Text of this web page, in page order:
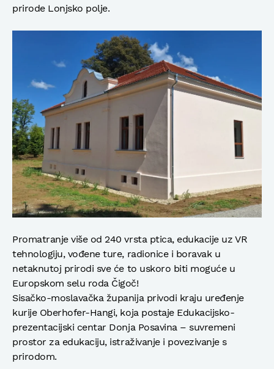
prirode Lonjsko polje.
Promatranje više od 240 vrsta ptica, edukacije uz VR
tehnologiju, vođene ture, radionice i boravak u
netaknutoj prirodi sve će to uskoro biti moguće u
Europskom selu roda Čigoč!
Sisačko-moslavačka županija privodi kraju uređenje
kurije Oberhofer-Hangi, koja postaje Edukacijsko-
prezentacijski centar Donja Posavina – suvremeni
prostor za edukaciju, istraživanje i povezivanje s
prirodom.